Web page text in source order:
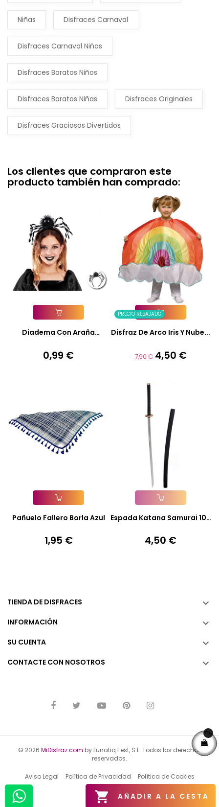
 AÑADIR A LA CESTA
Niñas Disfraces Carnaval
Disfraces Carnaval Niñas
Disfraces Baratos Niños
Disfraces Baratos Niñas Disfraces Originales
Disfraces Graciosos Divertidos
Los clientes que compraron este
producto también han comprado:
Añadir A La Cesta
Diadema Con Araña
Precio
0,99 €
PRECIO REBAJADO
Añadir A La Cesta
Disfraz De Arco Iris Y Nube...
Precio
7,90 € Precio
4,50 €
Añadir A La Cesta
Pañuelo Fallero Borla Azul
Precio
1,95 €
Añadir A La Cesta
Espada Katana Samurai 105
Precio
4,50 €
TIENDA DE DISFRACES 
INFORMACIÓN 
SU CUENTA 
CONTACTE CON NOSOTROS 
© 2026 MiDisfraz.com by Lunatiq Fest, S.L. Todos los derechos
reservados.
Aviso Legal Política de Privacidad Política de Cookies